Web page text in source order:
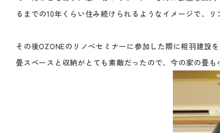
るまでの10年くらい住み続けられるようなイメージで、
その後OZONEのリノベセミナーに参加した際に相羽建設
畳スペースと収納がとても素敵だったので、今の家の畳